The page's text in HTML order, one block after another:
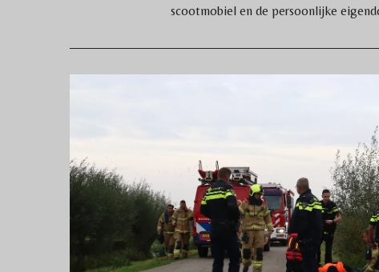
scootmobiel en de persoonlijke